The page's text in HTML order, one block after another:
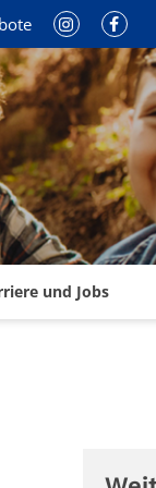
und Jobs